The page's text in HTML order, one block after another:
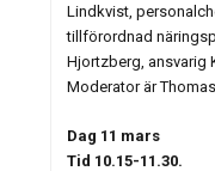
Lindkvist,
tillförordnad
Hjortzberg, ansvarig
Moderator är
Dag 11 mars
Tid 10.15-11.30.